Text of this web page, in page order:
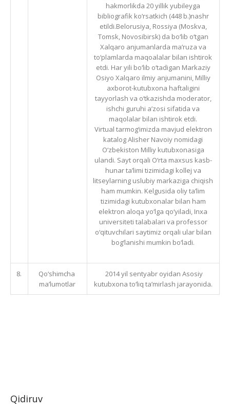
hakmorlikda 20 yillik yubileyga
bibliografik ko‘rsatkich (448 b.)nashr
etildi.Belorusiya, Rossiya (Moskva,
Tomsk, Novosibirsk) da bo‘lib o‘tgan
Xalqaro anjumanlarda ma’ruza va
to‘plamlarda maqoalalar bilan ishtirok
etdi. Har yili bo‘lib o‘tadigan Markaziy
Osiyo Xalqaro ilmiy anjumanini, Milliy
axborot-kutubxona haftaligini
tayyorlash va o‘tkazishda moderator,
ishchi guruhi a’zosi sifatida va
maqolalar bilan ishtirok etdi.
Virtual tarmog‘imizda mavjud elektron
katalog Alisher Navoiy nomidagi
O‘zbekiston Milliy kutubxonasiga
ulandi. Sayt orqali O‘rta maxsus kasb-
hunar ta’limi tizimidagi kollej va
litseylarning uslubiy markaziga chiqish
ham mumkin. Kelgusida oliy ta’lim
tizimidagi kutubxonalar bilan ham
elektron aloqa yo‘lga qo‘yiladi, Inxa
universiteti talabalari va professor
o‘qituvchilari saytimiz orqali ular bilan
bog‘lanishi mumkin bo‘ladi.
8.
Qo‘shimcha
ma’lumotlar
2014 yil sentyabr oyidan Asosiy
kutubxona to‘liq ta’mirlash jarayonida.
Qidiruv